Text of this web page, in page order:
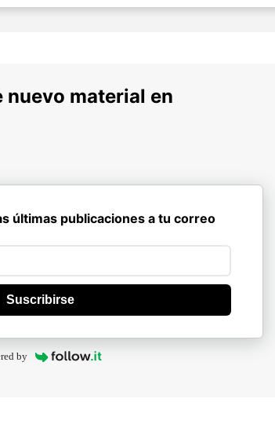
nuevo material en
últimas publicaciones a tu correo
Suscribirse
by